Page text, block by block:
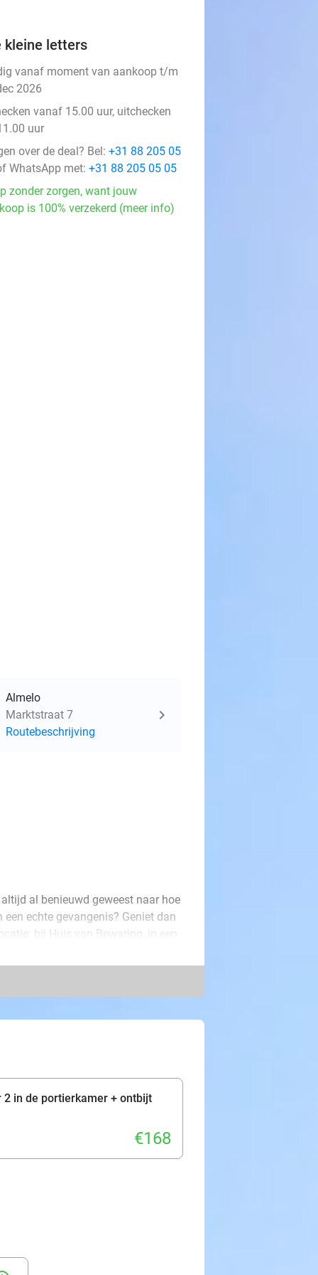
kleine letters
vanaf moment van aankoop t/m
2026
vanaf 15.00 uur, uitchecken
uur
over de deal? Bel: +31 88 205 05
WhatsApp met: +31 88 205 05 05
zonder zorgen, want jouw
is 100% verzekerd (meer info)
Almelo
Marktstraat 7
Routebeschrijving
al benieuwd geweest naar hoe
echte gevangenis? Geniet dan
bij Huis van Bewaring, in een
of prachtige
jullie aan voor een lekker ontbijt.
in de portierkamer + ontbijt
€168